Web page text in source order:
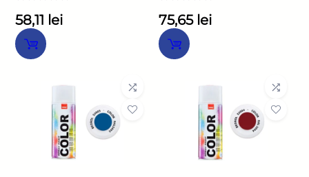
Evaluat
la
0
58,11 lei
Evaluat
la
0
75,65 lei